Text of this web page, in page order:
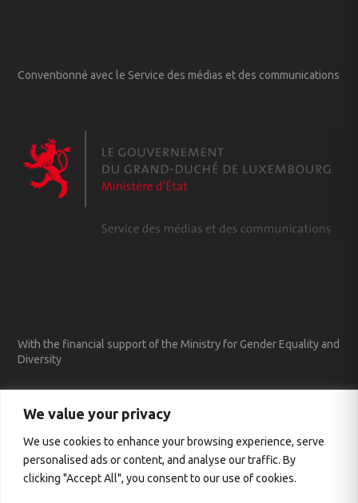
We value your privacy
We use cookies to enhance your browsing experience, serve
personalised ads or content, and analyse our traffic. By
clicking "Accept All", you consent to our use of cookies.
Conventionné avec le Service des médias et des communications
With the financial support of the Ministry for Gender Equality and
Diversity